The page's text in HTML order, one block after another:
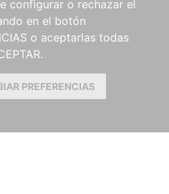
configurar o rechazar el
en el botón
o aceptarlas todas
PREFERENCIAS